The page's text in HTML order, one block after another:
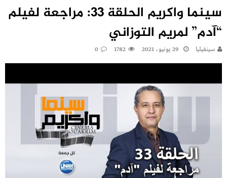
سينما واكريم الحلقة 33: مراجعة لفيلم
“آدم” لمريم التوزاني
سينفيليا 29 يونيو، 2021 1782
0